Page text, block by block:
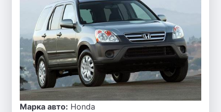
Марка авто: Honda